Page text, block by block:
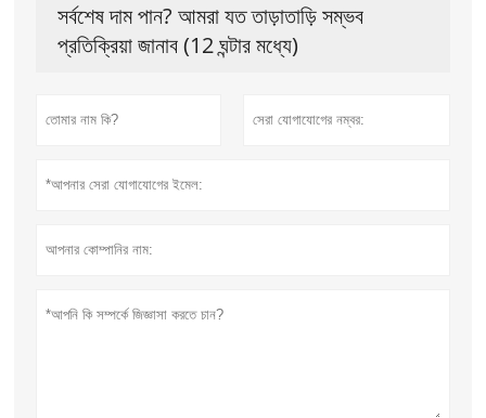
সর্বশেষ দাম পান? আমরা যত তাড়াতাড়ি সম্ভব
প্রতিক্রিয়া জানাব (12 ঘন্টার মধ্যে)